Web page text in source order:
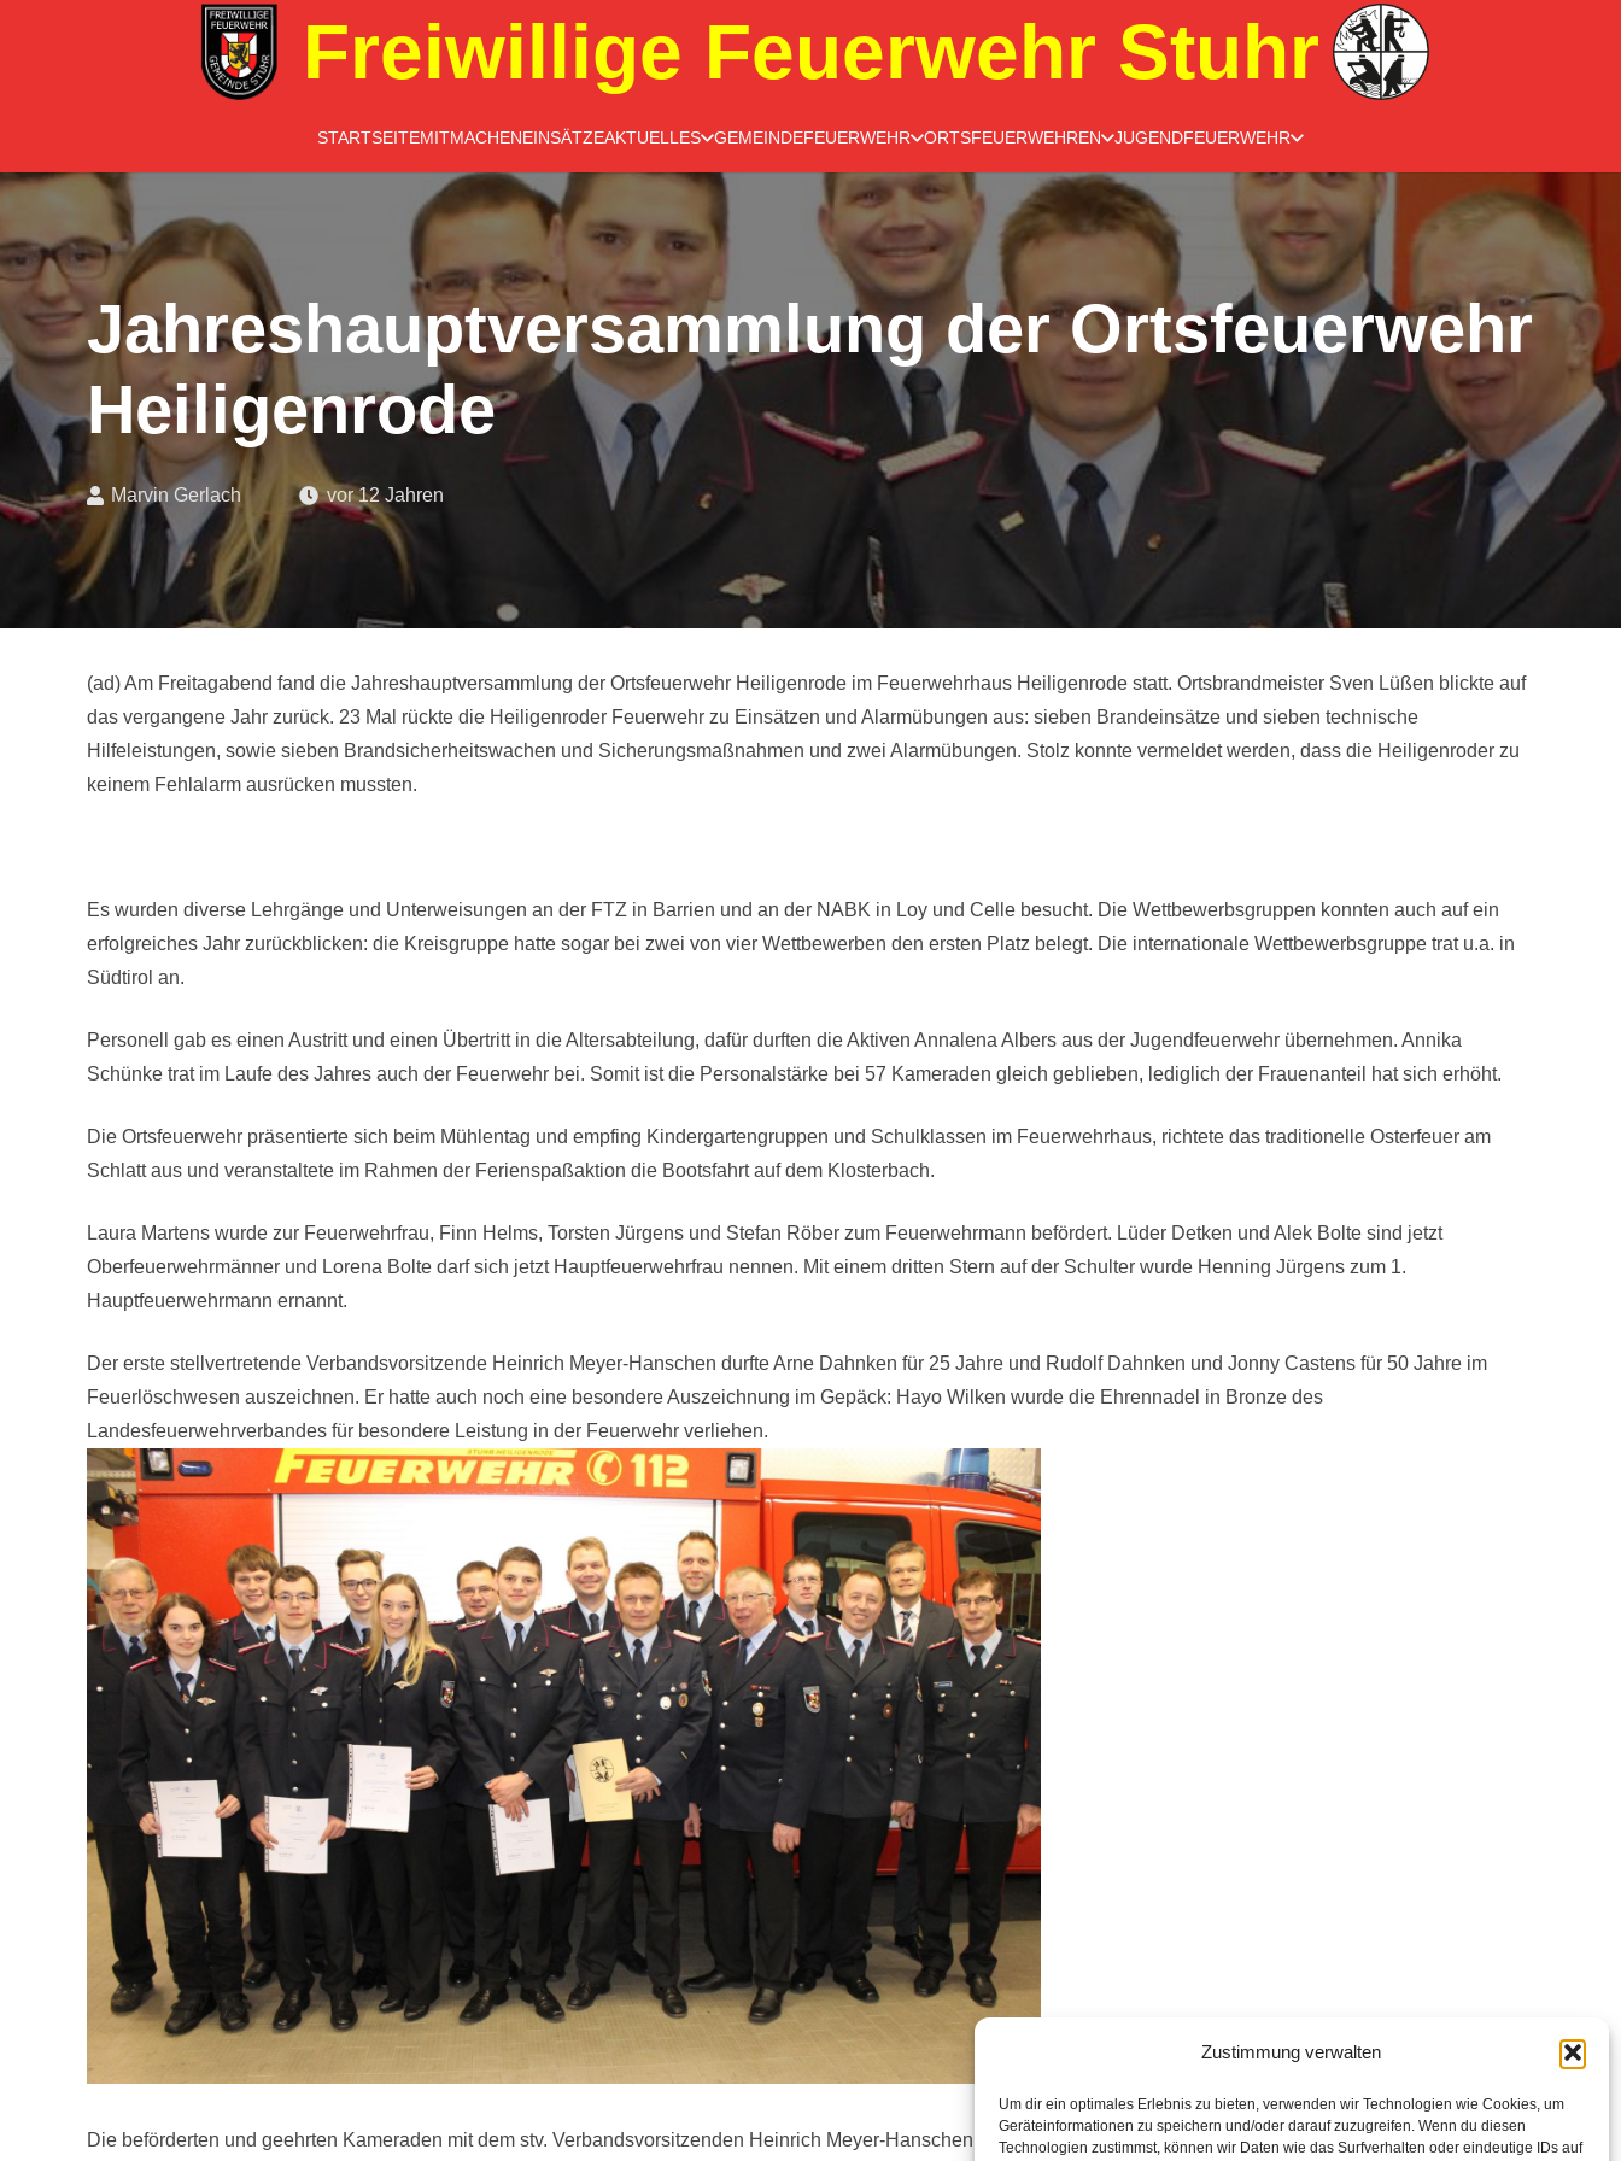
Zustimmung verwalten
Um dir ein optimales Erlebnis zu bieten, verwenden wir Technologien wie Cookies, um
Geräteinformationen zu speichern und/oder darauf zuzugreifen. Wenn du diesen
Technologien zustimmst, können wir Daten wie das Surfverhalten oder eindeutige IDs auf
Freiwillige Feuerwehr Stuhr
STARTSEITEMITMACHENEINSÄTZEAKTUELLES GEMEINDEFEUERWEHR ORTSFEUERWEHREN JUGENDFEUERWEHR
Jahreshauptversammlung der Ortsfeuerwehr
Heiligenrode
Marvin Gerlach vor 12 Jahren
(ad) Am Freitagabend fand die Jahreshauptversammlung der Ortsfeuerwehr Heiligenrode im Feuerwehrhaus Heiligenrode statt. Ortsbrandmeister Sven Lüßen blickte auf
das vergangene Jahr zurück. 23 Mal rückte die Heiligenroder Feuerwehr zu Einsätzen und Alarmübungen aus: sieben Brandeinsätze und sieben technische
Hilfeleistungen, sowie sieben Brandsicherheitswachen und Sicherungsmaßnahmen und zwei Alarmübungen. Stolz konnte vermeldet werden, dass die Heiligenroder zu
keinem Fehlalarm ausrücken mussten.
Es wurden diverse Lehrgänge und Unterweisungen an der FTZ in Barrien und an der NABK in Loy und Celle besucht. Die Wettbewerbsgruppen konnten auch auf ein
erfolgreiches Jahr zurückblicken: die Kreisgruppe hatte sogar bei zwei von vier Wettbewerben den ersten Platz belegt. Die internationale Wettbewerbsgruppe trat u.a. in
Südtirol an.
Personell gab es einen Austritt und einen Übertritt in die Altersabteilung, dafür durften die Aktiven Annalena Albers aus der Jugendfeuerwehr übernehmen. Annika
Schünke trat im Laufe des Jahres auch der Feuerwehr bei. Somit ist die Personalstärke bei 57 Kameraden gleich geblieben, lediglich der Frauenanteil hat sich erhöht.
Die Ortsfeuerwehr präsentierte sich beim Mühlentag und empfing Kindergartengruppen und Schulklassen im Feuerwehrhaus, richtete das traditionelle Osterfeuer am
Schlatt aus und veranstaltete im Rahmen der Ferienspaßaktion die Bootsfahrt auf dem Klosterbach.
Laura Martens wurde zur Feuerwehrfrau, Finn Helms, Torsten Jürgens und Stefan Röber zum Feuerwehrmann befördert. Lüder Detken und Alek Bolte sind jetzt
Oberfeuerwehrmänner und Lorena Bolte darf sich jetzt Hauptfeuerwehrfrau nennen. Mit einem dritten Stern auf der Schulter wurde Henning Jürgens zum 1.
Hauptfeuerwehrmann ernannt.
Der erste stellvertretende Verbandsvorsitzende Heinrich Meyer-Hanschen durfte Arne Dahnken für 25 Jahre und Rudolf Dahnken und Jonny Castens für 50 Jahre im
Feuerlöschwesen auszeichnen. Er hatte auch noch eine besondere Auszeichnung im Gepäck: Hayo Wilken wurde die Ehrennadel in Bronze des
Landesfeuerwehrverbandes für besondere Leistung in der Feuerwehr verliehen.
Die beförderten und geehrten Kameraden mit dem stv. Verbandsvorsitzenden Heinrich Meyer-Hanschen, Ortsbrandmeister Sven Lüßen, Erster Gemeinderat Ulrich